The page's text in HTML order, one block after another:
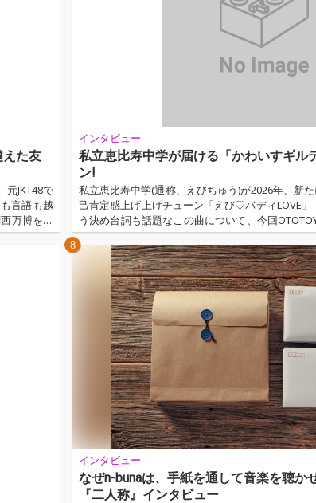
えた友
JKT48で
言語も越
万博をき
リ)とのイ
。...…
インタビュー
私立恵比寿中学が届ける「かわいすギル
ン!
私立恵比寿中学(通称、えびちゅう)が2026年、新
己肯定感上げ上げチューン「えび♡バディLOVE
う決め台詞も話題なこの曲について、今回
て取材を実施。前半は桜木心菜、小久保柚乃、
の5人、後半は真山りか、安本彩花、中山莉子の3
グループの魅力について、語ってもらいました。
8
インタビュー
なぜn-bunaは、手紙を通して音楽を聴か
『二人称』インタビュー